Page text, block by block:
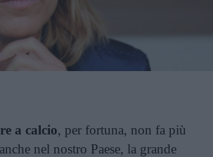
a calcio, per fortuna, non fa più
nel nostro Paese, la grande